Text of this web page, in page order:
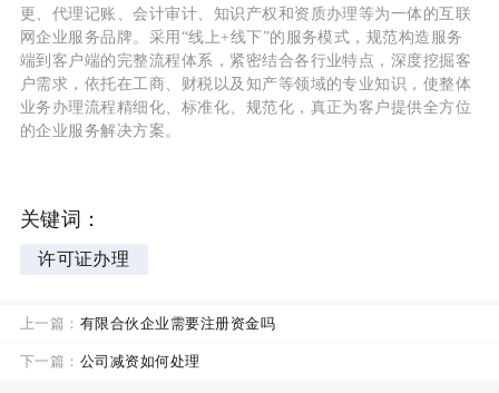
更、代理记账、会计审计、知识产权和资质办理等为一体的互联
网企业服务品牌。采用“线上+线下”的服务模式，规范构造服务
端到客户端的完整流程体系，紧密结合各行业特点，深度挖掘客
户需求，依托在工商、财税以及知产等领域的专业知识，使整体
业务办理流程精细化、标准化、规范化，真正为客户提供全方位
的企业服务解决方案。
关键词：
许可证办理
上一篇： 有限合伙企业需要注册资金吗
下一篇： 公司减资如何处理